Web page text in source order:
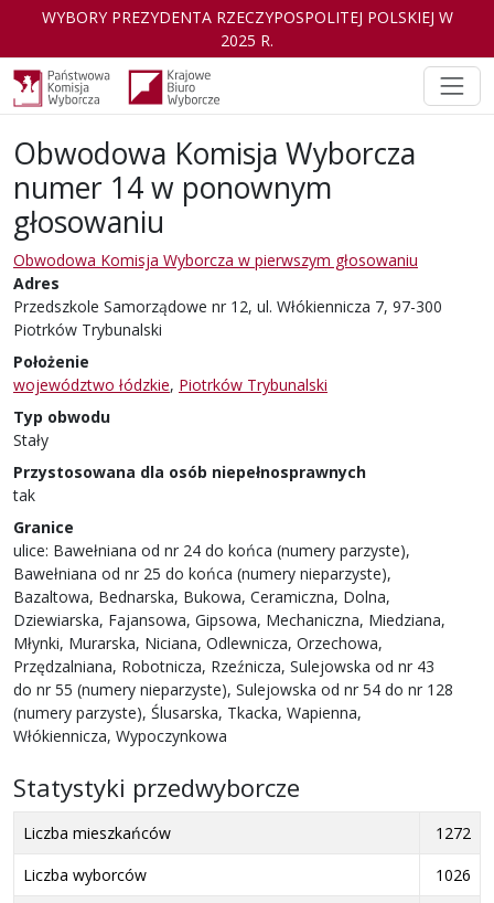
WYBORY PREZYDENTA RZECZYPOSPOLITEJ POLSKIEJ W
2025 R.
Obwodowa Komisja Wyborcza
numer 14 w ponownym
głosowaniu
Obwodowa Komisja Wyborcza w pierwszym głosowaniu
Adres
Przedszkole Samorządowe nr 12, ul. Włókiennicza 7, 97-300
Piotrków Trybunalski
Położenie
województwo łódzkie, Piotrków Trybunalski
Typ obwodu
Stały
Przystosowana dla osób niepełnosprawnych
tak
Granice
ulice: Bawełniana od nr 24 do końca (numery parzyste),
Bawełniana od nr 25 do końca (numery nieparzyste),
Bazaltowa, Bednarska, Bukowa, Ceramiczna, Dolna,
Dziewiarska, Fajansowa, Gipsowa, Mechaniczna, Miedziana,
Młynki, Murarska, Niciana, Odlewnicza, Orzechowa,
Przędzalniana, Robotnicza, Rzeźnicza, Sulejowska od nr 43
do nr 55 (numery nieparzyste), Sulejowska od nr 54 do nr 128
(numery parzyste), Ślusarska, Tkacka, Wapienna,
Włókiennicza, Wypoczynkowa
Statystyki przedwyborcze
Liczba mieszkańców
1272
Liczba wyborców
1026